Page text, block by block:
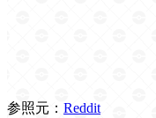
参照元： Reddit